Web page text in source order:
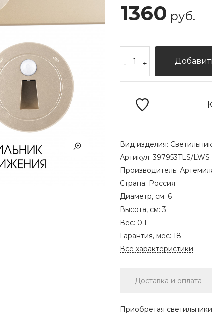
1360 руб.
- +
Вид изделия: Светильник
Артикул:397953TLS/LWS
Производитель:
Страна: Россия
Диаметр, см: 6
Высота, см:3
Вес: 0.1
Гарантия, мес: 18
Все характеристики
Доставка и оплата
Приобретая